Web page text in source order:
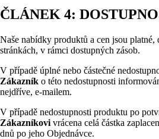
ČLÁNEK 4:
Naše nabídky produktů a cen jsou platné,
stránkách, v rámci dostupných zásob.
V případě úplné nebo částečné
Zákazník o této nedostupnosti
nejdříve, e-mailem.
V případě nedostupnosti produktu po
Zákazníkovi vrácena celá částka
dnů po jeho Objednávce.